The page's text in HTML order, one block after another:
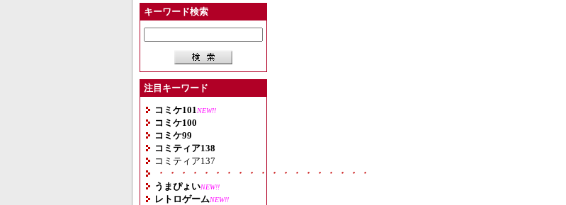
キーワード検索
注目キーワード
コミケ101 NEW!!
コミケ100
コミケ99
コミティア138
コミティア137
・・・・・・・・・・・・・・・・・・・
うまぴょいNEW!!
レトロゲームNEW!!